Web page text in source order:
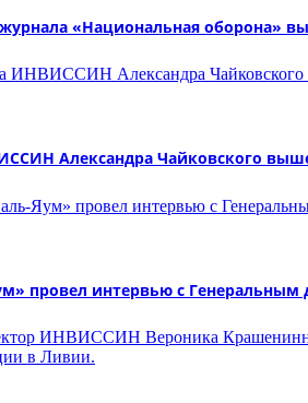
«Национальная оборона»
Александра Чайковского
провел интервью с